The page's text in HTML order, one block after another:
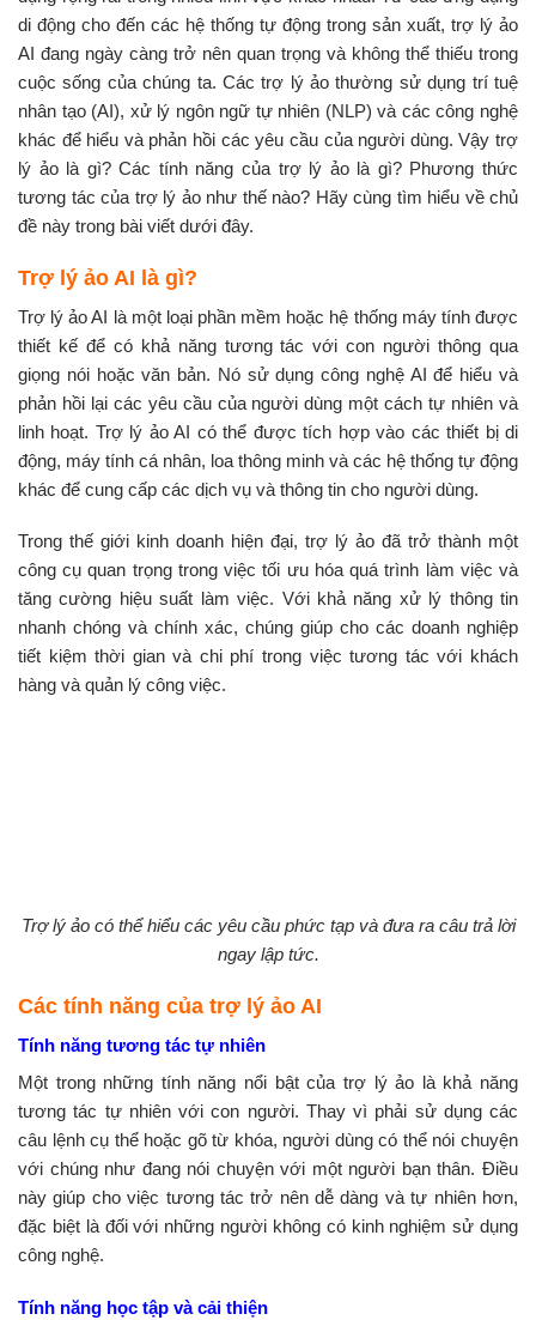
di động cho đến các hệ thống tự động trong sản xuất, trợ lý ảo
AI đang ngày càng trở nên quan trọng và không thể thiếu trong
cuộc sống của chúng ta. Các trợ lý ảo thường sử dụng trí tuệ
nhân tạo (AI), xử lý ngôn ngữ tự nhiên (NLP) và các công nghệ
khác để hiểu và phản hồi các yêu cầu của người dùng. Vậy trợ
lý ảo là gì? Các tính năng của trợ lý ảo là gì? Phương thức
tương tác của trợ lý ảo như thế nào? Hãy cùng tìm hiểu về chủ
đề này trong bài viết dưới đây.
Trợ lý ảo AI là gì?
Trợ lý ảo AI là một loại phần mềm hoặc hệ thống máy tính được
thiết kế để có khả năng tương tác với con người thông qua
giọng nói hoặc văn bản. Nó sử dụng công nghệ AI để hiểu và
phản hồi lại các yêu cầu của người dùng một cách tự nhiên và
linh hoạt. Trợ lý ảo AI có thể được tích hợp vào các thiết bị di
động, máy tính cá nhân, loa thông minh và các hệ thống tự động
khác để cung cấp các dịch vụ và thông tin cho người dùng.
Trong thế giới kinh doanh hiện đại, trợ lý ảo đã trở thành một
công cụ quan trọng trong việc tối ưu hóa quá trình làm việc và
tăng cường hiệu suất làm việc. Với khả năng xử lý thông tin
nhanh chóng và chính xác, chúng giúp cho các doanh nghiệp
tiết kiệm thời gian và chi phí trong việc tương tác với khách
hàng và quản lý công việc.
Trợ lý ảo có thể hiểu các yêu cầu phức tạp và đưa ra câu trả lời
ngay lập tức.
Các tính năng của trợ lý ảo AI
Tính năng tương tác tự nhiên
Một trong những tính năng nổi bật của trợ lý ảo là khả năng
tương tác tự nhiên với con người. Thay vì phải sử dụng các
câu lệnh cụ thể hoặc gõ từ khóa, người dùng có thể nói chuyện
với chúng như đang nói chuyện với một người bạn thân. Điều
này giúp cho việc tương tác trở nên dễ dàng và tự nhiên hơn,
đặc biệt là đối với những người không có kinh nghiệm sử dụng
công nghệ.
Tính năng học tập và cải thiện